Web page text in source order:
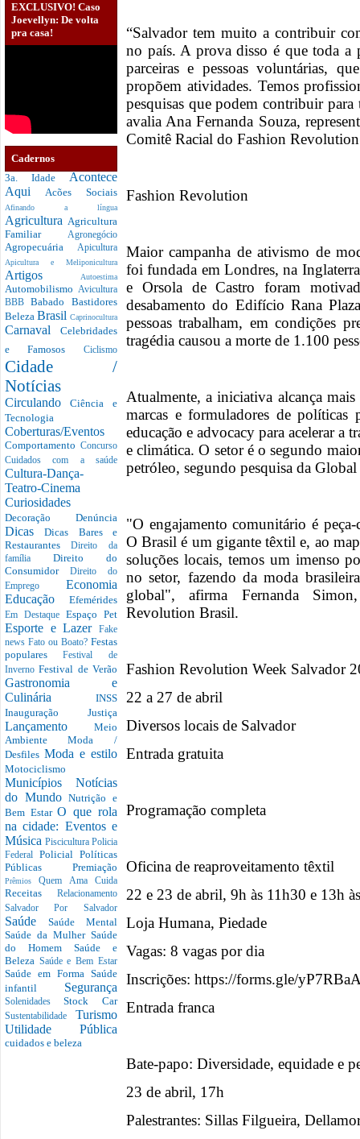
EXCLUSIVO! Caso
Joevellyn: De volta
pra casa!
Cadernos
3a. Idade Acontece
Aqui Acões Sociais
Afinando a língua
Agricultura Agricultura
Familiar Agronegócio
Agropecuária Apicultura
Apicultura e Meliponicultura
Artigos Autoestima
Automobilismo Avicultura
BBBBabado Bastidores
Beleza Brasil Caprinocultura
Carnaval Celebridades
e Famosos Ciclismo
Cidade /
Notícias
CirculandoCiência e
Tecnologia
Coberturas/Eventos
Comportamento Concurso
Cuidados com a saúde
Cultura-Dança-
Teatro-Cinema
Curiosidades
Decoração Denúncia
DicasDicas Bares e
RestaurantesDireito da
família Direito do
Consumidor Direito do
Emprego Economia
Educação Efemérides
Em Destaque Espaço Pet
Esporte e Lazer
Fake
news Fato ou Boato? Festas
popularesFestival de
InvernoFestival de Verão
Gastronomia e
Culinária INSS
Inauguração Justiça
Lançamento Meio
AmbienteModa /
Desfiles Moda e estilo
Motociclismo
Municípios Notícias
do MundoNutrição e
Bem EstarO que rola
na cidade: Eventos e
Música Piscicultura Policia
Federal Policial Políticas
Públicas Premiação
PrêmiosQuem Ama Cuida
Receitas Relacionamento
Salvador Por Salvador
Saúde Saúde Mental
Saúde da Mulher Saúde
do Homem Saúde e
Beleza Saúde e Bem Estar
Saúde em Forma Saúde
infantil Segurança
SolenidadesStock Car
Sustentabilidade Turismo
Utilidade Pública
cuidados e beleza
“Salvador tem muito a contribuir
no país. A prova disso é que toda a
parceiras e pessoas voluntárias,
propõem atividades. Temos
pesquisas que podem contribuir
avalia Ana Fernanda Souza,
Comitê Racial do Fashion
Fashion Revolution
Maior campanha de ativismo de
foi fundada em Londres, na
e Orsola de Castro foram
desabamento do Edifício Rana
pessoas trabalham, em condições
tragédia causou a morte de 1.100
Atualmente, a iniciativa alcança
marcas e formuladores de políticas
educação e advocacy para acelerar a
e climática. O setor é o segundo
petróleo, segundo pesquisa da
"O engajamento comunitário é
O Brasil é um gigante têxtil e, ao
soluções locais, temos um imenso
no setor, fazendo da moda
global", afirma Fernanda
Revolution Brasil.
Fashion Revolution Week Salvador
22 a 27 de abril
Diversos locais de Salvador
Entrada gratuita
Programação completa
Oficina de reaproveitamento têxtil
22 e 23 de abril, 9h às 11h30 e 13h
Loja Humana, Piedade
Vagas: 8 vagas por dia
Inscrições: https://forms.gle/
Entrada franca
Bate-papo: Diversidade, equidade e
23 de abril, 17h
Palestrantes: Sillas Filgueira,